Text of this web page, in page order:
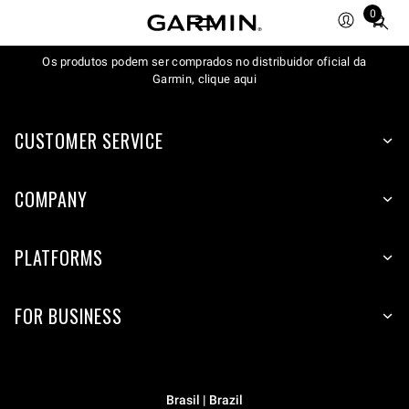
0
Total
items
in
Os produtos podem ser comprados no distribuidor oficial da
Garmin, clique aqui
CUSTOMER SERVICE
COMPANY
PLATFORMS
FOR BUSINESS
Brasil | Brazil